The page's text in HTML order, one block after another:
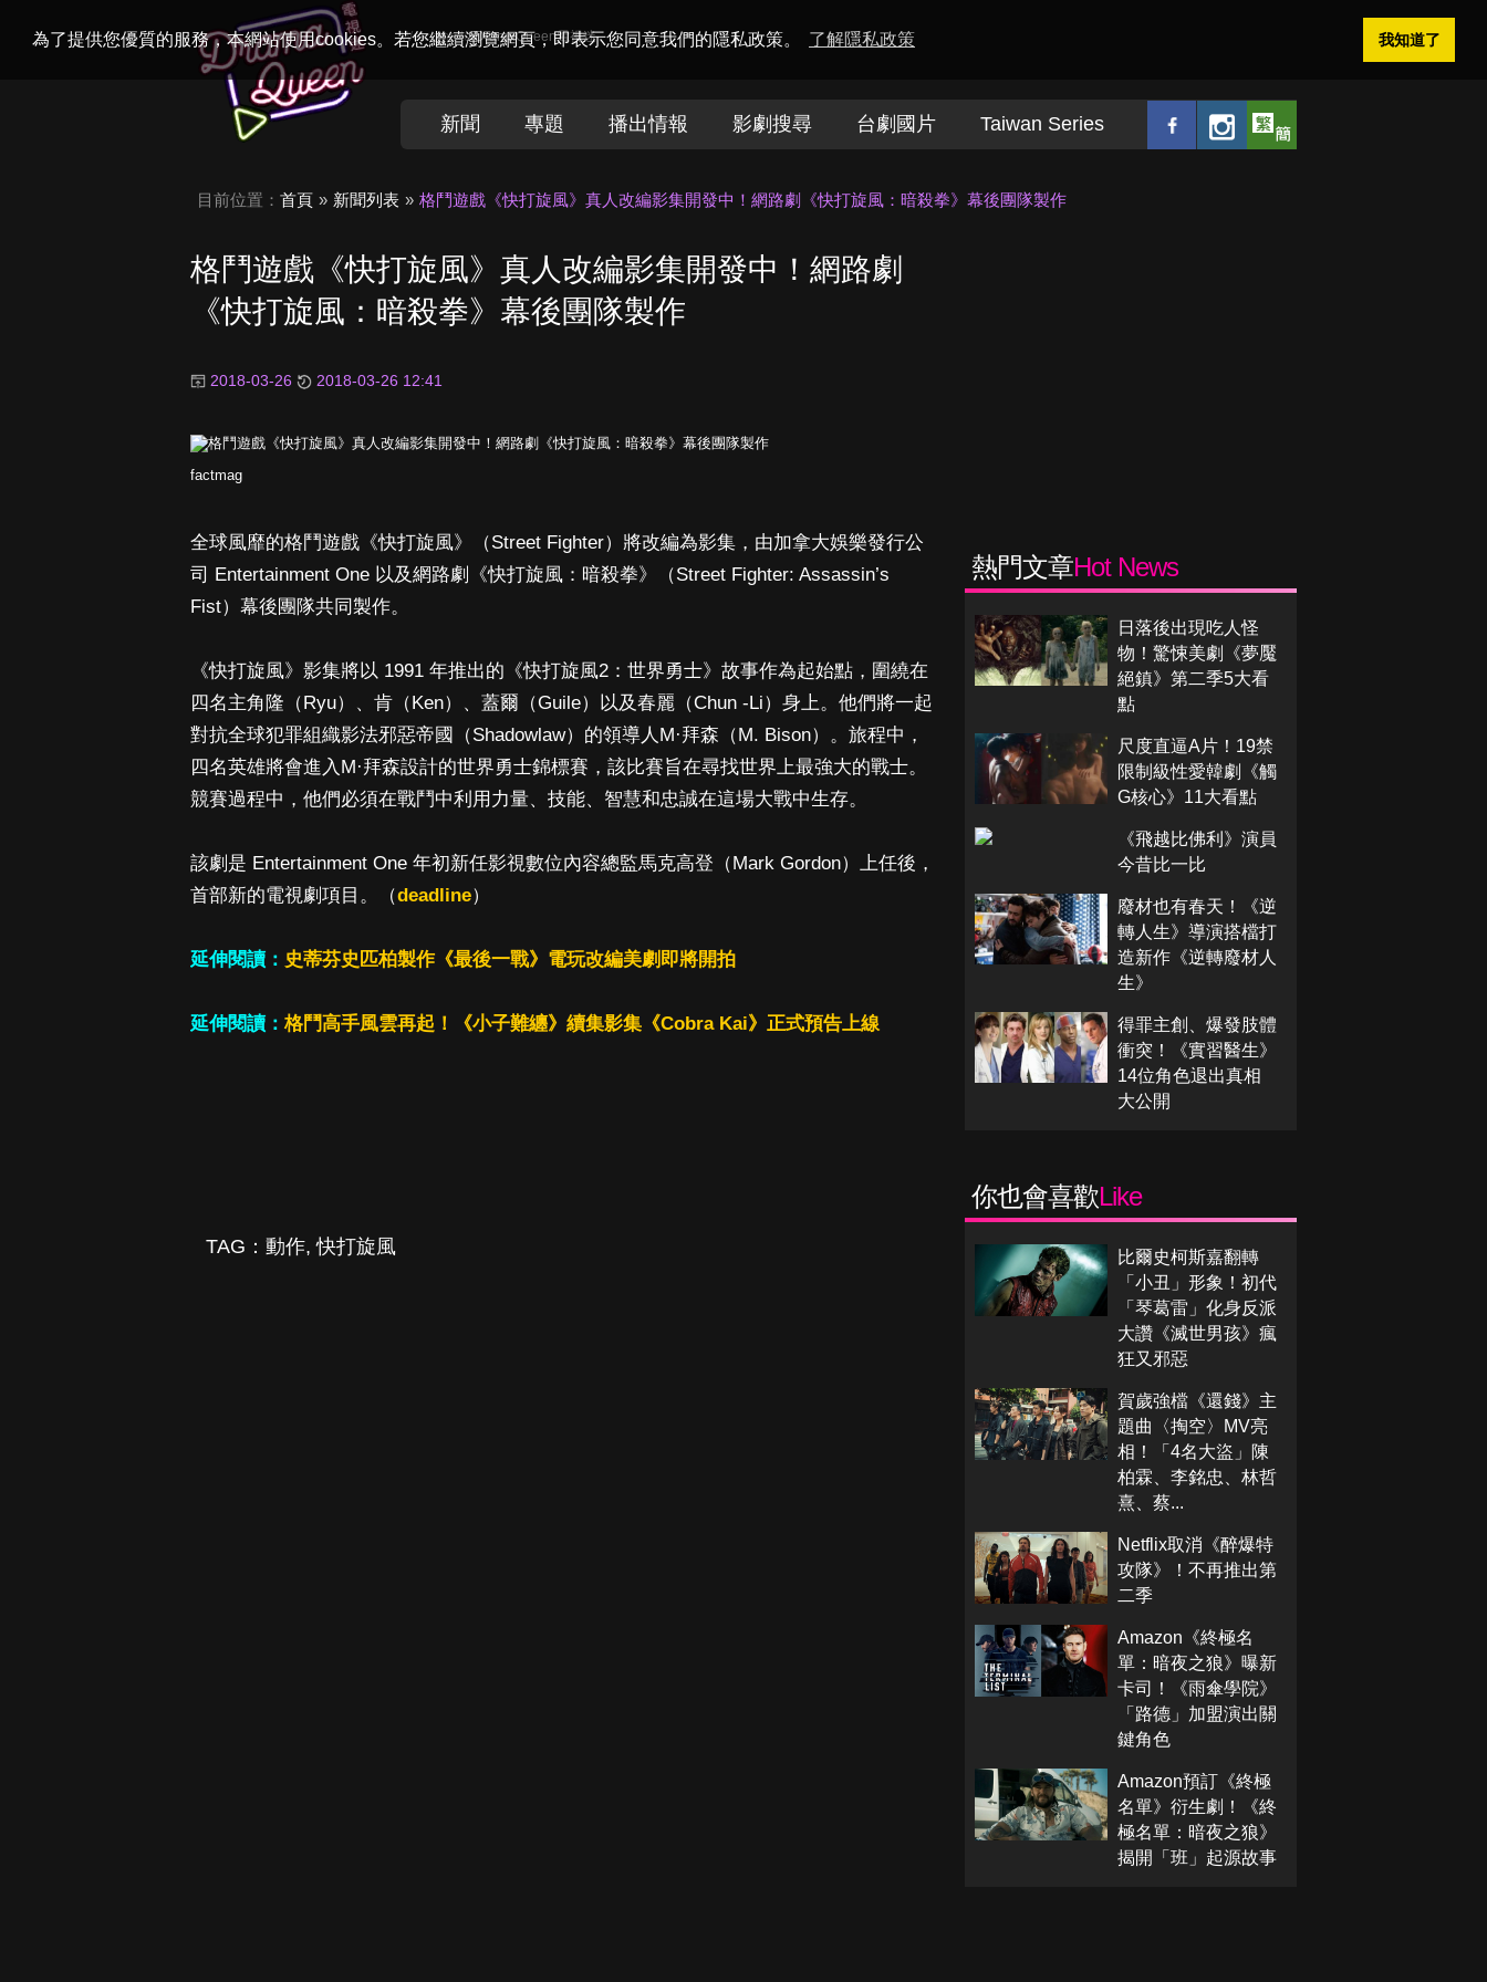
為了提供您優質的服務，本網站使用cookies。若您繼續瀏覽網頁，即表示您同意我們的隱私政策。 了解隱私政策 我知道了
Welcome toDramaQueen電視迷
新聞 專題 播出情報 影劇搜尋 台劇國片 Taiwan Series
目前位置： 首頁 新聞列表 格鬥遊戲《快打旋風》真人改編影集開發中！網路劇《快打旋風：暗殺拳》幕後團隊製作
格鬥遊戲《快打旋風》真人改編影集開發中！網路劇
《快打旋風：暗殺拳》幕後團隊製作
2018-03-26 2018-03-26 12:41
factmag
全球風靡的格鬥遊戲《快打旋風》（Street Fighter）將改編為影集，由加拿大娛樂發行公
司 Entertainment One 以及網路劇《快打旋風：暗殺拳》（Street Fighter: Assassin’s
Fist）幕後團隊共同製作。
《快打旋風》影集將以 1991 年推出的《快打旋風2：世界勇士》故事作為起始點，圍繞在
四名主角隆（Ryu）、肯（Ken）、蓋爾（Guile）以及春麗（Chun -Li）身上。他們將一起
對抗全球犯罪組織影法邪惡帝國（Shadowlaw）的領導人M·拜森（M. Bison）。旅程中，
四名英雄將會進入M·拜森設計的世界勇士錦標賽，該比賽旨在尋找世界上最強大的戰士。
競賽過程中，他們必須在戰鬥中利用力量、技能、智慧和忠誠在這場大戰中生存。
該劇是 Entertainment One 年初新任影視數位內容總監馬克高登（Mark Gordon）上任後，
首部新的電視劇項目。（deadline）
延伸閱讀： 史蒂芬史匹柏製作《最後一戰》電玩改編美劇即將開拍
延伸閱讀： 格鬥高手風雲再起！《小子難纏》續集影集《Cobra Kai》正式預告上線
TAG： 動作,快打旋風
熱門文章Hot News
日落後出現吃人怪
物！驚悚美劇《夢魘
絕鎮》第二季5大看
點
尺度直逼A片！19禁
限制級性愛韓劇《觸
G核心》11大看點
《飛越比佛利》演員
今昔比一比
廢材也有春天！《逆
轉人生》導演搭檔打
造新作《逆轉廢材人
生》
得罪主創、爆發肢體
衝突！《實習醫生》
14位角色退出真相
大公開
你也會喜歡Like
比爾史柯斯嘉翻轉
「小丑」形象！初代
「琴葛雷」化身反派
大讚《滅世男孩》瘋
狂又邪惡
賀歲強檔《還錢》主
題曲〈掏空〉MV亮
相！「4名大盜」陳
柏霖、李銘忠、林哲
熹、蔡...
Netflix取消《醉爆特
攻隊》！不再推出第
二季
Amazon《終極名
單：暗夜之狼》曝新
卡司！《雨傘學院》
「路德」加盟演出關
鍵角色
Amazon預訂《終極
名單》衍生劇！《終
極名單：暗夜之狼》
揭開「班」起源故事